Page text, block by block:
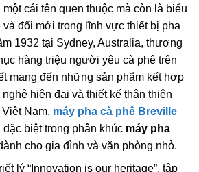
cái tên quen thuộc mà còn là biểu
đổi mới trong lĩnh vực thiết bị pha
1932 tại Sydney, Australia, thương
hàng triệu người yêu cà phê trên
mang đến những sản phẩm kết hợp
hiện đại và thiết kế thân thiện
Nam, máy pha cà phê Breville
biệt trong phân khúc máy pha
cho gia đình và văn phòng nhỏ.
lý “Innovation is our heritage”, tập